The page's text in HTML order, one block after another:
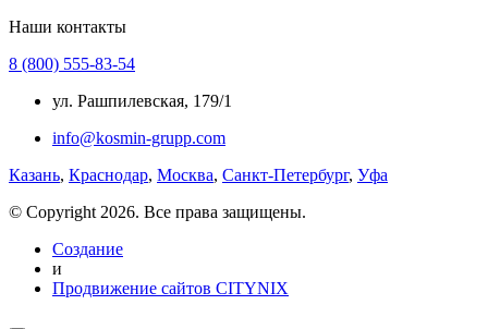
Наши контакты
8 (800) 555-83-54
ул. Рашпилевская, 179/1
info@kosmin-grupp.com
Казань, Краснодар, Москва, Санкт-Петербург, Уфа
© Copyright 2026. Все права защищены.
Создание
и
Продвижение сайтов CITYNIX